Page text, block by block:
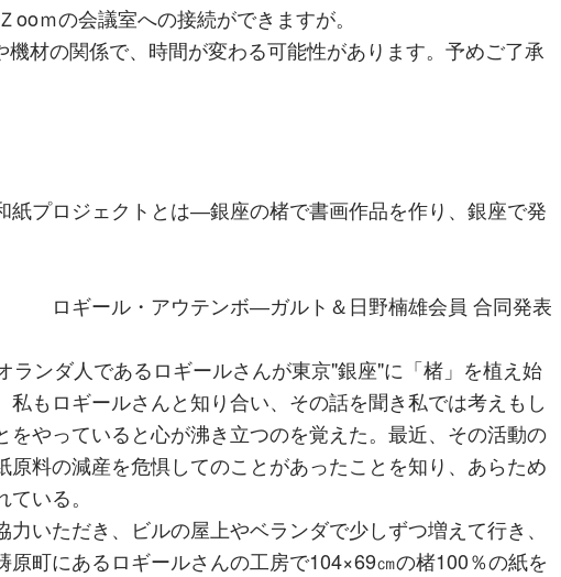
ooｍの会議室への接続ができますが。
機材の関係で、時間が変わる可能性があります。予めご了承
紙プロジェクトとは―銀座の楮で書画作品を作り、銀座で発
アウテンボ―ガルト＆日野楠雄会員 合同発表
ランダ人であるロギールさんが東京"銀座"に「楮」を植え始
私もロギールさんと知り合い、その話を聞き私では考えもし
をやっていると心が沸き立つのを覚えた。最近、その活動の
原料の減産を危惧してのことがあったことを知り、あらため
いる。
力いただき、ビルの屋上やベランダで少しずつ増えて行き、
原町にあるロギールさんの工房で104×69㎝の楮100％の紙を